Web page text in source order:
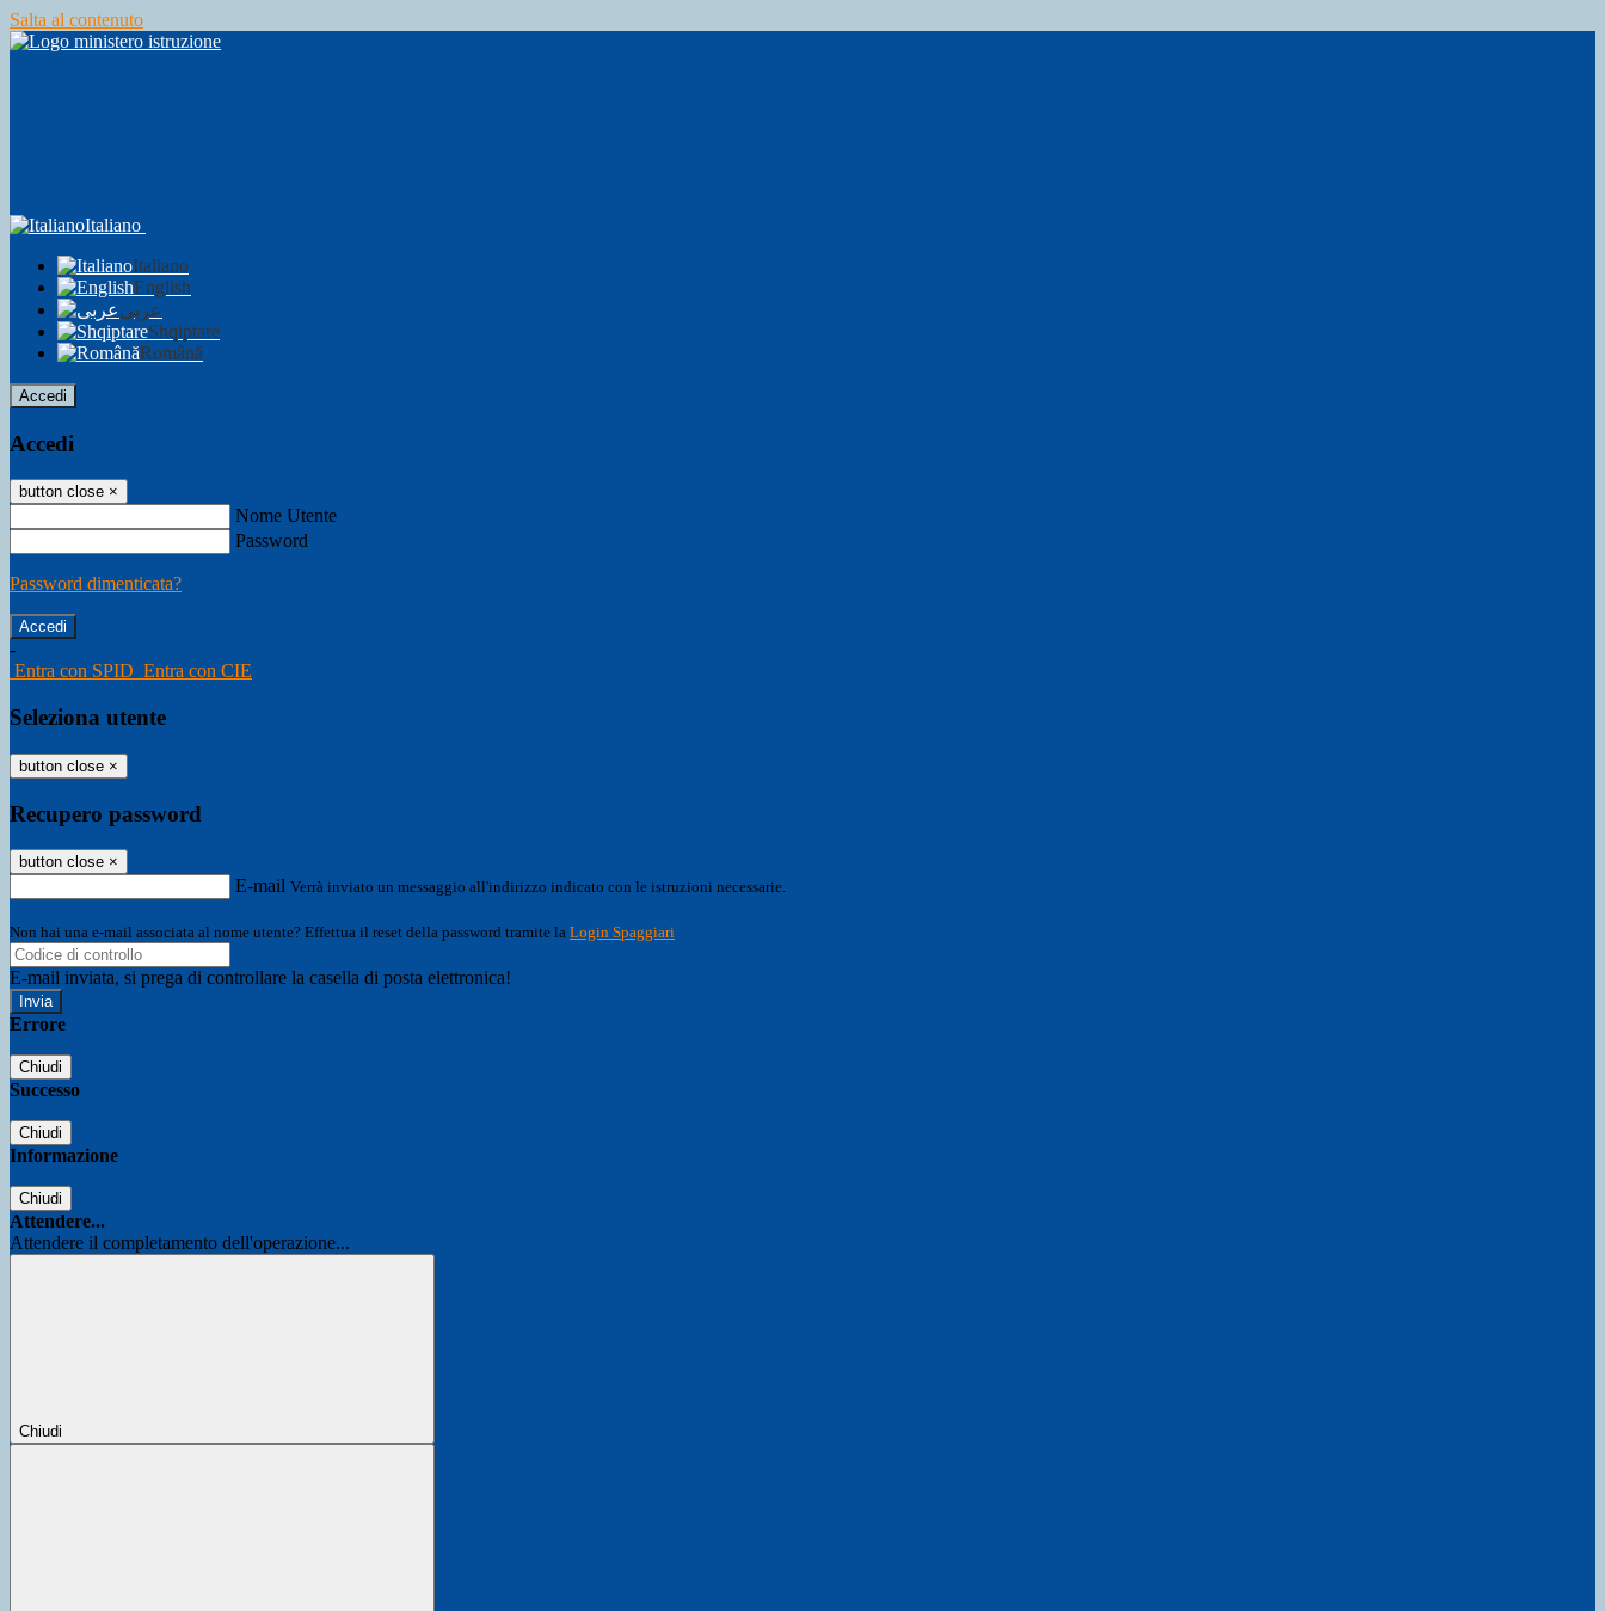
Salta al contenuto
Italiano
Italiano
English
عربى
Shqiptare
Română
Accedi
Accedi
button close ×
Nome Utente
Password
Password dimenticata?
-
Entra con SPID Entra con CIE
Seleziona utente
button close ×
Recupero password
button close ×
E-mail Verrà inviato un messaggio all'indirizzo indicato con le istruzioni necessarie.
Non hai una e-mail associata al nome utente? Effettua il reset della password tramite la Login Spaggiari
E-mail inviata, si prega di controllare la casella di posta elettronica!
Errore
Chiudi
Successo
Chiudi
Informazione
Chiudi
Attendere...
Attendere il completamento dell'operazione...
Chiudi